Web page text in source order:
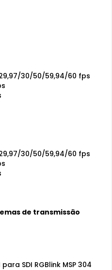
30/50/59,94/60 fps
30/50/59,94/60 fps
de transmissão
SDI RGBlink MSP 304